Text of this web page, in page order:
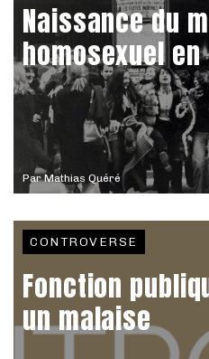
ParMathias Quéré
Naissance du
homosexuel en
CONTROVERSE
Fonction
un malaise